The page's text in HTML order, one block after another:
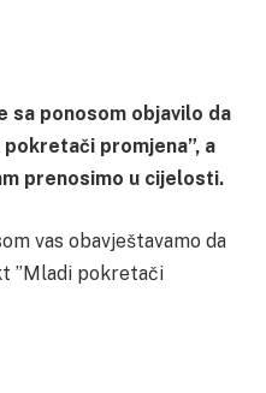
sa ponosom objavilo da
promjena”, a
prenosimo u cijelosti.
vas obavještavamo da
”Mladi pokretači